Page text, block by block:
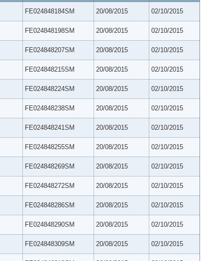
FE024848184SM 20/08/2015 02/10/2015
FE024848198SM 20/08/2015 02/10/2015
FE024848207SM 20/08/2015 02/10/2015
FE024848215SM 20/08/2015 02/10/2015
FE024848224SM 20/08/2015 02/10/2015
FE024848238SM 20/08/2015 02/10/2015
FE024848241SM 20/08/2015 02/10/2015
FE024848255SM 20/08/2015 02/10/2015
FE024848269SM 20/08/2015 02/10/2015
FE024848272SM 20/08/2015 02/10/2015
FE024848286SM 20/08/2015 02/10/2015
FE024848290SM 20/08/2015 02/10/2015
FE024848309SM 20/08/2015 02/10/2015